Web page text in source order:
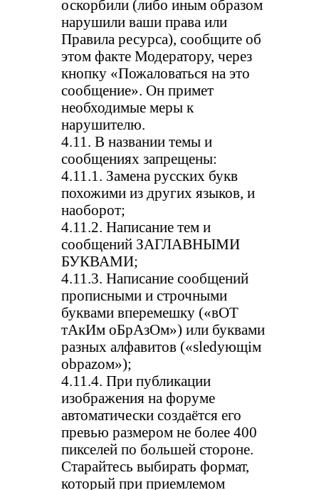
оскорбили (либо иным образом
нарушили ваши права или
Правила ресурса), сообщите об
этом факте Модератору, через
кнопку «Пожаловаться на это
сообщение». Он примет
необходимые меры к
нарушителю.
4.11. В названии темы и
сообщениях запрещены:
4.11.1. Замена русских букв
похожими из других языков, и
наоборот;
4.11.2. Написание тем и
сообщений ЗАГЛАВНЫМИ
БУКВАМИ;
4.11.3. Написание сообщений
прописными и строчными
буквами вперемешку («вОТ
тАкИм оБрАзОм») или буквами
разных алфавитов («slеdующiм
оbраzом»);
4.11.4. При публикации
изображения на форуме
автоматически создаётся его
превью размером не более 400
пикселей по большей стороне.
Старайтесь выбирать формат,
который при приемлемом